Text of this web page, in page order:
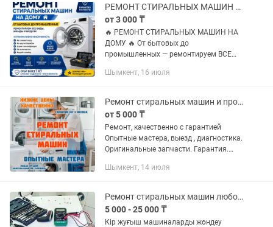
РЕМОНТ СТИРАЛЬНЫХ МАШИН НА ДОМУ От бытовых до промышленных
от 3 000 ₸
🔥 РЕМОНТ СТИРАЛЬНЫХ МАШИН НА
ДОМУ 🔥 От бытовых до
промышленных — ремонтируем ВСЕ
сливает воду? ❗ Не крутит барабан? ❗
включается? ❗ Выдаёт...
Шымкент, 16 июля
Ремонт стиральных машин и прочей бытовой техники
от 5 000 ₸
Ремонт, качественно с гарантией
Опытные мастера, выезд , диагностика.
Оригинальные запчасти. Гарантия.
Шымкент, 14 июля
Ремонт стиральных машин любой марки и модели
5 000 - 25 000 ₸
Кір жуғыш машиналарды жөндеу